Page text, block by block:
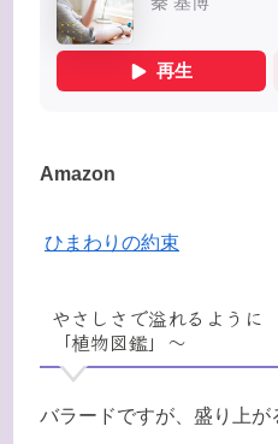
Amazon
ひまわりの約束
やさしさで溢れるよう
「植物図鑑」〜
バラードですが、盛り上が